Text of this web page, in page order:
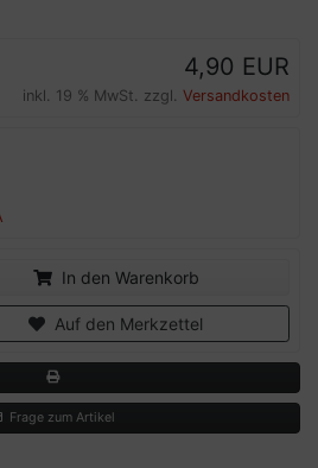
4,90 EUR
inkl. 19 % MwSt. zzgl. Versandkosten
In den Warenkorb
Auf den Merkzettel
Frage zum Artikel